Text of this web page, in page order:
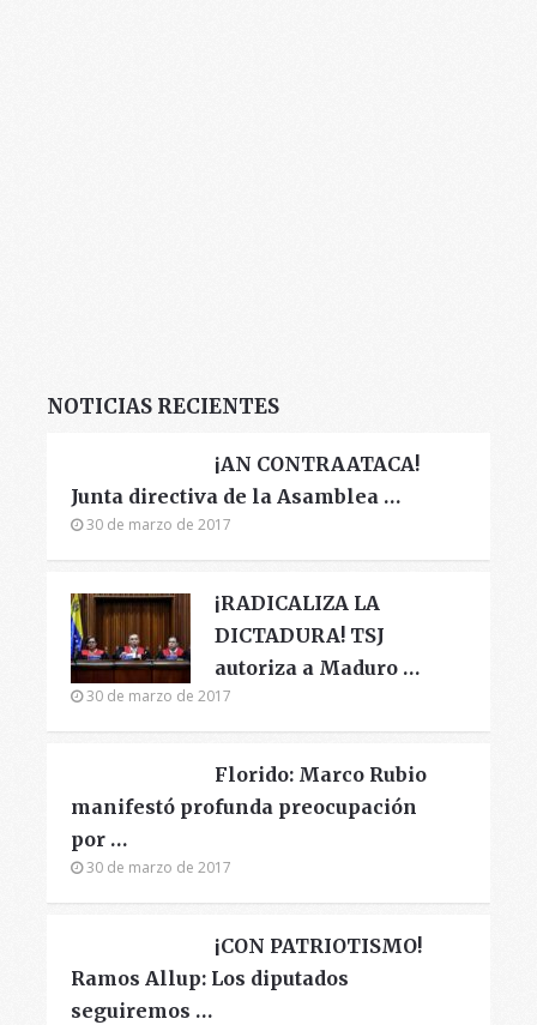
NOTICIAS RECIENTES
¡AN CONTRAATACA!
Junta directiva de la Asamblea …
30 de marzo de 2017
¡RADICALIZA LA
DICTADURA! TSJ
autoriza a Maduro …
30 de marzo de 2017
Florido: Marco Rubio
manifestó profunda preocupación
por …
30 de marzo de 2017
¡CON PATRIOTISMO!
Ramos Allup: Los diputados
seguiremos …